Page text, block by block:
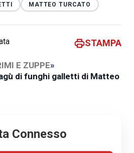
MATTEO TURCATO
STAMPA
E ZUPPE»
di funghi galletti di Matteo
Connesso